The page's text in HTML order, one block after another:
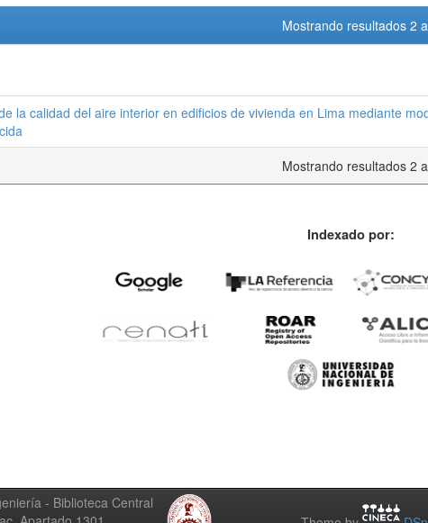
Mostrando resultados 2
la calidad del aire interior en edificios de vivienda en Lima mediante
Mostrando resultados 2
Indexado por:
- Biblioteca Central